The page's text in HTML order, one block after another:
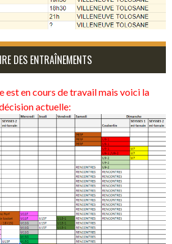
DES ENTRAÎNEMENTS
est en cours de travail mais voici la
actuelle: